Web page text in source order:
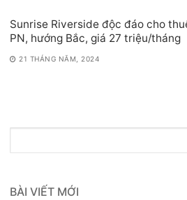
Sunrise Riverside độc đáo cho
PN, hướng Bắc, giá 27 triệu/tháng
21 THÁNG NĂM, 2024
kiếm
BÀI VIẾT MỚI